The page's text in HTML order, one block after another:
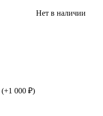
Нет в наличии
(+1 000 ₽)